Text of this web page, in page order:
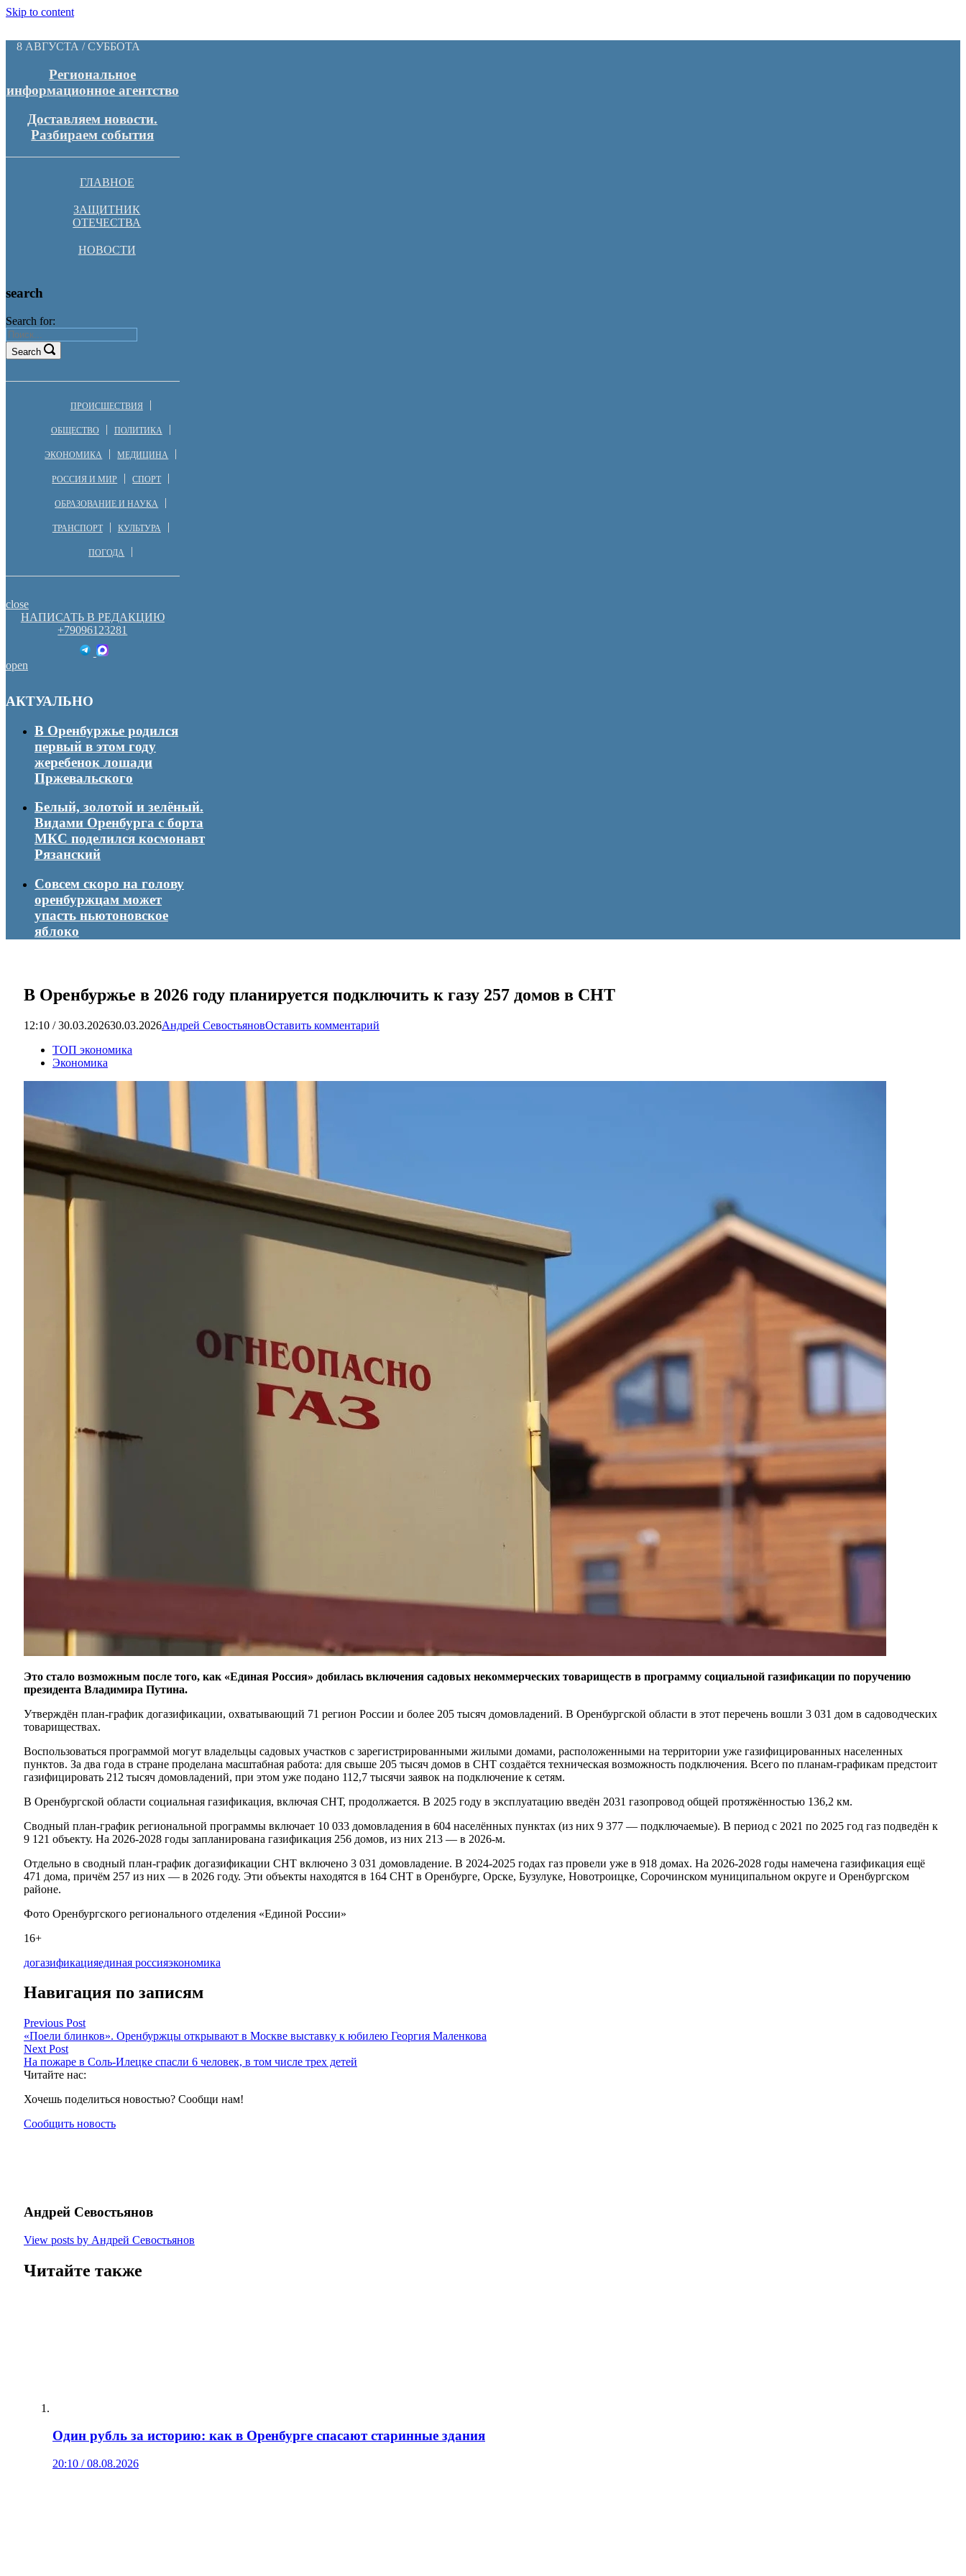
Skip to content
8 АВГУСТА / СУББОТА
Региональное
информационное агентство
Доставляем новости.
Разбираем события
ГЛАВНОЕ
ЗАЩИТНИК
ОТЕЧЕСТВА
НОВОСТИ
search
Search for:
Search
ПРОИСШЕСТВИЯ
ОБЩЕСТВО ПОЛИТИКА
ЭКОНОМИКА МЕДИЦИНА
РОССИЯ И МИР СПОРТ
ОБРАЗОВАНИЕ И НАУКА
ТРАНСПОРТ КУЛЬТУРА
ПОГОДА
close
НАПИСАТЬ В РЕДАКЦИЮ
+79096123281
open
АКТУАЛЬНО
В Оренбуржье родился
первый в этом году
жеребенок лошади
Пржевальского
Белый, золотой и зелёный.
Видами Оренбурга с борта
МКС поделился космонавт
Рязанский
Совсем скоро на голову
оренбуржцам может
упасть ньютоновское
яблоко
В Оренбуржье в 2026 году планируется подключить к газу 257 домов в СНТ
12:10 / 30.03.202630.03.2026Андрей СевостьяновОставить комментарий
ТОП экономика
Экономика
Это стало возможным после того, как «Единая Россия» добилась включения садовых некоммерческих товариществ в программу социальной газификации по поручению
президента Владимира Путина.
Утверждён план-график догазификации, охватывающий 71 регион России и более 205 тысяч домовладений. В Оренбургской области в этот перечень вошли 3 031 дом в садоводческих
товариществах.
Воспользоваться программой могут владельцы садовых участков с зарегистрированными жилыми домами, расположенными на территории уже газифицированных населенных
пунктов. За два года в стране проделана масштабная работа: для свыше 205 тысяч домов в СНТ создаётся техническая возможность подключения. Всего по планам-графикам предстоит
газифицировать 212 тысяч домовладений, при этом уже подано 112,7 тысячи заявок на подключение к сетям.
В Оренбургской области социальная газификация, включая СНТ, продолжается. В 2025 году в эксплуатацию введён 2031 газопровод общей протяжённостью 136,2 км.
Сводный план-график региональной программы включает 10 033 домовладения в 604 населённых пунктах (из них 9 377 — подключаемые). В период с 2021 по 2025 год газ подведён к
9 121 объекту. На 2026-2028 годы запланирована газификация 256 домов, из них 213 — в 2026-м.
Отдельно в сводный план-график догазификации СНТ включено 3 031 домовладение. В 2024-2025 годах газ провели уже в 918 домах. На 2026-2028 годы намечена газификация ещё
471 дома, причём 257 из них — в 2026 году. Эти объекты находятся в 164 СНТ в Оренбурге, Орске, Бузулуке, Новотроицке, Сорочинском муниципальном округе и Оренбургском
районе.
Фото Оренбургского регионального отделения «Единой России»
16+
догазификацияединая россияэкономика
Навигация по записям
Previous Post
«Поели блинков». Оренбуржцы открывают в Москве выставку к юбилею Георгия Маленкова
Next Post
На пожаре в Соль-Илецке спасли 6 человек, в том числе трех детей
Читайте нас:
Хочешь поделиться новостью? Сообщи нам!
Сообщить новость
Андрей Севостьянов
View posts by Андрей Севостьянов
Читайте также
Один рубль за историю: как в Оренбурге спасают старинные здания
20:10 / 08.08.2026